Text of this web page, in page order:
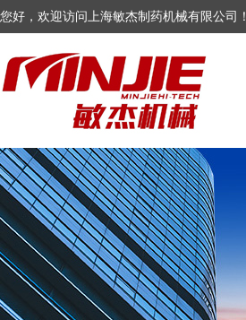
您好，欢迎访问上海敏杰制药机械有限公司！